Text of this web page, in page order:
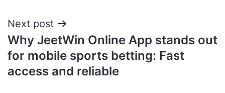
Next post
Why JeetWin Online App stands out
for mobile sports betting: Fast
access and reliable